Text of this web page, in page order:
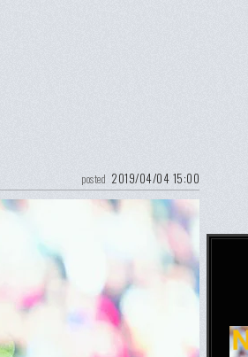
posted 2019/04/04 15:00